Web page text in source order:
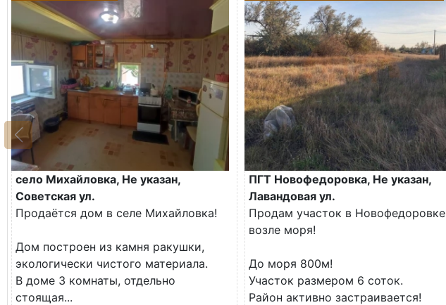
село Михайловка, Не указан,
Советская ул.
Продаётся дом в селе Михайловка!
Дом построен из камня ракушки,
экологически чистого материала.
В доме 3 комнаты, отдельно
стоящая...
ПГТ Новофедоровка, Не указан,
Лавандовая ул.
Продам участок в Новофедоровке
возле моря!
До моря 800м!
Участок размером 6 соток.
Район активно застраивается!